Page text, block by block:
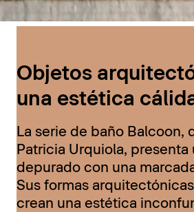
Objetos
una estética
La serie de baño Balcoon,
Patricia Urquiola, presenta
depurado con una
Sus formas
crean una estética